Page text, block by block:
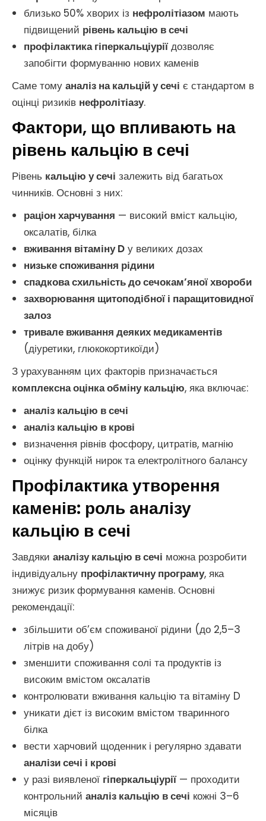
близько 50% хворих із нефролітіазом мають
підвищений рівень кальцію в сечі
профілактика гіперкальціурії дозволяє
запобігти формуванню нових каменів
Саме тому аналіз на кальцій у сечі є стандартом в
оцінці ризиків нефролітіазу.
Фактори, що впливають на
рівень кальцію в сечі
Рівень кальцію у сечі залежить від багатьох
чинників. Основні з них:
раціон харчування — високий вміст кальцію,
оксалатів, білка
вживання вітаміну D у великих дозах
низьке споживання рідини
спадкова схильність до сечокам’яної хвороби
захворювання щитоподібної і паращитовидної
залоз
тривале вживання деяких медикаментів
(діуретики, глюкокортикоїди)
З урахуванням цих факторів призначається
комплексна оцінка обміну кальцію, яка включає:
аналіз кальцію в сечі
аналіз кальцію в крові
визначення рівнів фосфору, цитратів, магнію
оцінку функцій нирок та електролітного балансу
Профілактика утворення
каменів: роль аналізу
кальцію в сечі
Завдяки аналізу кальцію в сечі можна розробити
індивідуальну профілактичну програму, яка
знижує ризик формування каменів. Основні
рекомендації:
збільшити об’єм споживаної рідини (до 2,5–3
літрів на добу)
зменшити споживання солі та продуктів із
високим вмістом оксалатів
контролювати вживання кальцію та вітаміну D
уникати дієт із високим вмістом тваринного
білка
вести харчовий щоденник і регулярно здавати
аналізи сечі і крові
у разі виявленої гіперкальціурії — проходити
контрольний аналіз кальцію в сечі кожні 3–6
місяців